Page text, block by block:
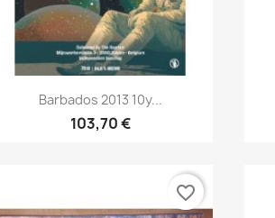
Aperçu rapide
Barbados 2013 10y...
103,70 €
favorite_border